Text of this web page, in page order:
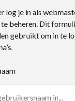
log je in als
beheren. Dit
gebruikt om in te